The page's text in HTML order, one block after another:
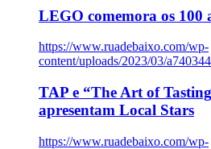
LEGO comemora os 100
https://www.ruadebaixo.com/wp-
content/uploads/2023/03/
TAP e “The Art of
apresentam Local Stars
https://www.ruadebaixo.com/wp-